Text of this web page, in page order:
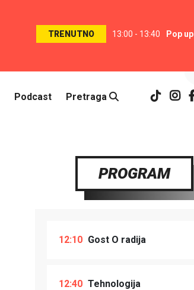
TRENUTNO 13:00 - 13:40 Pop up
Podcast Pretraga
PROGRAM
12:10 Gost O radija
12:40 Tehnologija